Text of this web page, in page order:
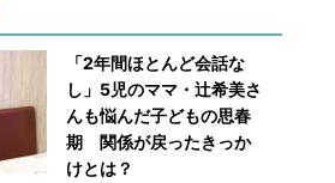
「2年間ほとんど会話な
し」5児のママ・辻希美さ
んも悩んだ子どもの思春
期 関係が戻ったきっか
けとは？